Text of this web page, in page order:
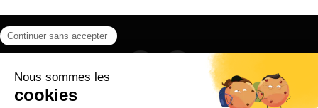
Instagram